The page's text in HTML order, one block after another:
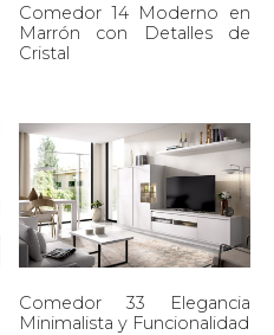
Comedor 14 Moderno en
Marrón con Detalles de
Cristal
Comedor 33 Elegancia
Minimalista y Funcionalidad